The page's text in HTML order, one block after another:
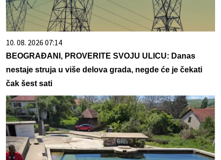
10. 08. 2026 07:14
BEOGRAĐANI, PROVERITE SVOJU ULICU: Danas
nestaje struja u više delova grada, negde će je čekati
čak šest sati